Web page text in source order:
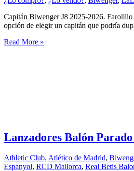
Capitán Biwenger J8 2025-2026.
opción de elegir un capitán que podría
Capitán
Read More »
Lanzadores Balón
Athletic Club, Atlético de Madrid,
Espanyol, RCD Mallorca, Real Betis